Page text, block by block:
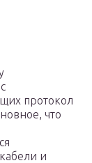
протокол
что
и